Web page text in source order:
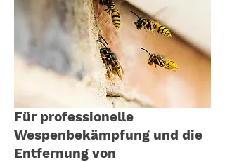
Für professionelle
Wespenbekämpfung und die
Entfernung von